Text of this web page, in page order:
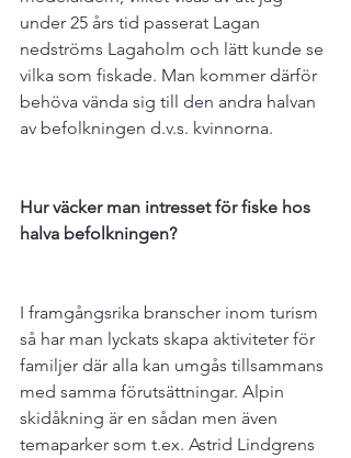
under 25 års tid passerat Lagan
nedströms Lagaholm och lätt kunde se
vilka som fiskade. Man kommer därför
behöva vända sig till den andra halvan
av befolkningen d.v.s. kvinnorna.
Hur väcker man intresset för fiske hos
halva befolkningen?
I framgångsrika branscher inom turism
så har man lyckats skapa aktiviteter för
familjer där alla kan umgås tillsammans
med samma förutsättningar. Alpin
skidåkning är en sådan men även
temaparker som t.ex. Astrid Lindgrens